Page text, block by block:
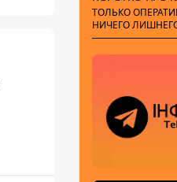
ТОЛЬКО
НИЧЕГО